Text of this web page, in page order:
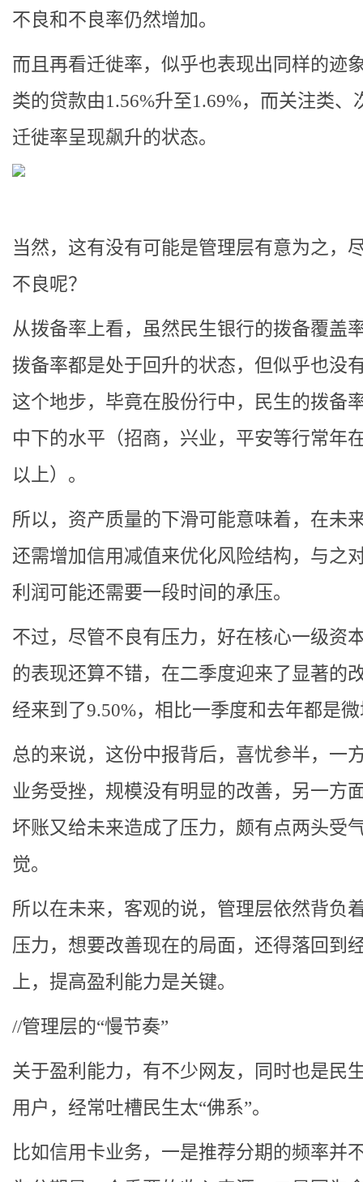
不良和不良率仍然增加。
而且再看迁徙率，似乎也表现出同样的迹
类的贷款由1.56%升至1.69%，而关注类、
迁徙率呈现飙升的状态。
当然，这有没有可能是管理层有意为之，
不良呢？
从拨备率上看，虽然民生银行的拨备覆盖
拨备率都是处于回升的状态，但似乎也没
这个地步，毕竟在股份行中，民生的拨备
中下的水平（招商，兴业，平安等行常年
以上）。
所以，资产质量的下滑可能意味着，在未
还需增加信用减值来优化风险结构，与之
利润可能还需要一段时间的承压。
不过，尽管不良有压力，好在核心一级资
的表现还算不错，在二季度迎来了显著的
经来到了9.50%，相比一季度和去年都是
总的来说，这份中报背后，喜忧参半，一
业务受挫，规模没有明显的改善，另一方
坏账又给未来造成了压力，颇有点两头受
觉。
所以在未来，客观的说，管理层依然背负
压力，想要改善现在的局面，还得落回到
上，提高盈利能力是关键。
//管理层的“慢节奏”
关于盈利能力，有不少网友，同时也是民
用户，经常吐槽民生太“佛系”。
比如信用卡业务，一是推荐分期的频率并